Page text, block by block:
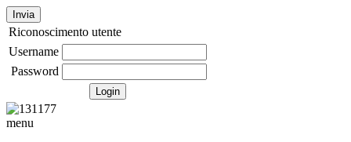
Invia
Riconoscimento utente
Username
Password
menu